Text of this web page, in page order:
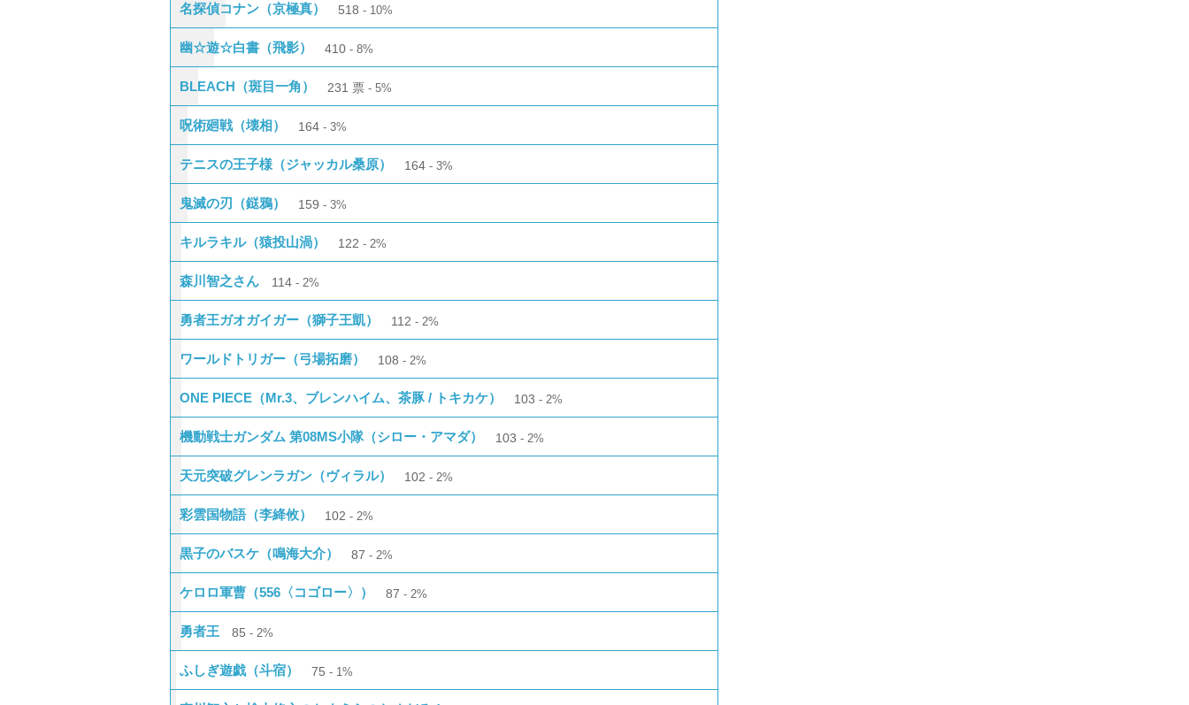
名探偵コナン（京極真） 518 10%
幽☆遊☆白書（飛影） 410 8%
BLEACH（斑目一角） 231 票 5%
呪術廻戦（壊相） 164 3%
テニスの王子様（ジャッカル桑原） 164 3%
鬼滅の刃（鎹鴉） 159 3%
キルラキル（猿投山渦） 122 2%
森川智之さん 114 2%
勇者王ガオガイガー（獅子王凱） 112 2%
ワールドトリガー（弓場拓磨） 108 2%
ONE PIECE（Mr.3、ブレンハイム、茶豚 / トキカケ） 103 2%
機動戦士ガンダム 第08MS小隊（シロー・アマダ） 103 2%
天元突破グレンラガン（ヴィラル） 102 2%
彩雲国物語（李絳攸） 102 2%
黒子のバスケ（鳴海大介） 87 2%
ケロロ軍曹（556〈コゴロー〉） 87 2%
勇者王 85 2%
ふしぎ遊戯（斗宿） 75 1%